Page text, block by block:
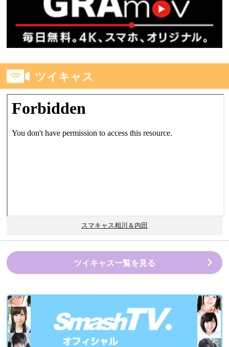
ツイキャス
スマキャス相川＆内田
ツイキャス一覧を見る